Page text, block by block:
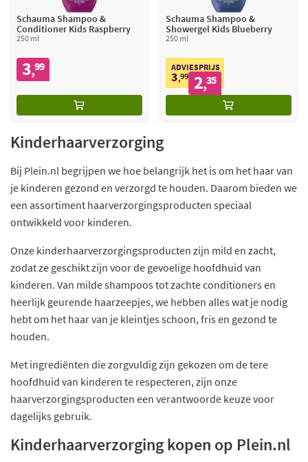
Schauma Shampoo &
Conditioner Kids Raspberry
250 ml
3,99
Schauma Shampoo &
Showergel Kids Blueberry
250 ml
ADVIESPRIJS
3,99 2,35
Kinderhaarverzorging
Bij Plein.nl begrijpen we hoe belangrijk het is om het haar van
je kinderen gezond en verzorgd te houden. Daarom bieden we
een assortiment haarverzorgingsproducten speciaal
ontwikkeld voor kinderen.
Onze kinderhaarverzorgingsproducten zijn mild en zacht,
zodat ze geschikt zijn voor de gevoelige hoofdhuid van
kinderen. Van milde shampoos tot zachte conditioners en
heerlijk geurende haarzeepjes, we hebben alles wat je nodig
hebt om het haar van je kleintjes schoon, fris en gezond te
houden.
Met ingrediënten die zorgvuldig zijn gekozen om de tere
hoofdhuid van kinderen te respecteren, zijn onze
haarverzorgingsproducten een verantwoorde keuze voor
dagelijks gebruik.
Kinderhaarverzorging kopen op Plein.nl